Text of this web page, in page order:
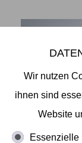
Wir nutzen
ihnen sind
Website
Essenzielle